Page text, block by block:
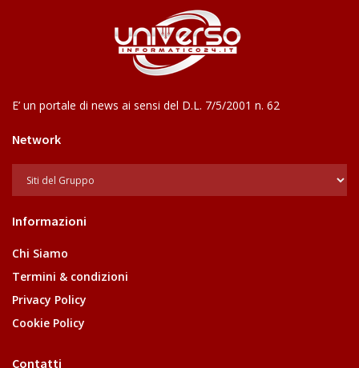
E’ un portale di news ai sensi del D.L. 7/5/2001 n. 62
Network
Informazioni
Chi Siamo
Termini & condizioni
Privacy Policy
Cookie Policy
Contatti